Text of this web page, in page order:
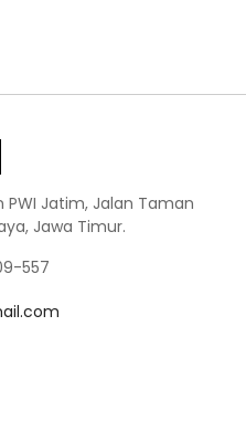
Jatim, Jalan Taman
Jawa Timur.
557